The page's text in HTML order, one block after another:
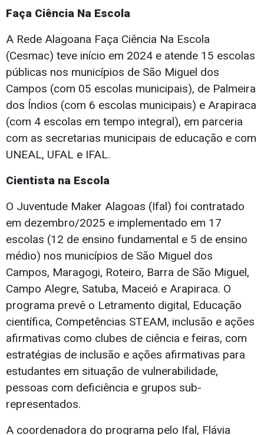
Faça Ciência Na Escola
A Rede Alagoana Faça Ciência Na Escola
(Cesmac) teve início em 2024 e atende 15 escolas
públicas nos municípios de São Miguel dos
Campos (com 05 escolas municipais), de Palmeira
dos Índios (com 6 escolas municipais) e Arapiraca
(com 4 escolas em tempo integral), em parceria
com as secretarias municipais de educação e com
UNEAL, UFAL e IFAL.
Cientista na Escola
O Juventude Maker Alagoas (Ifal) foi contratado
em dezembro/2025 e implementado em 17
escolas (12 de ensino fundamental e 5 de ensino
médio) nos municípios de São Miguel dos
Campos, Maragogi, Roteiro, Barra de São Miguel,
Campo Alegre, Satuba, Maceió e Arapiraca. O
programa prevê o Letramento digital, Educação
científica, Competências STEAM, inclusão e ações
afirmativas como clubes de ciência e feiras, com
estratégias de inclusão e ações afirmativas para
estudantes em situação de vulnerabilidade,
pessoas com deficiência e grupos sub-
representados.
A coordenadora do programa pelo Ifal, Flávia